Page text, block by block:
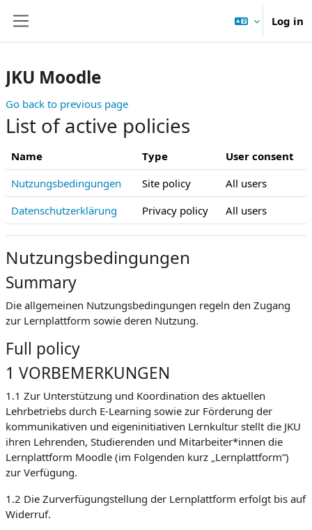
Log in
JKU Moodle
Go back to previous page
List of active policies
Name Type
User consent
Nutzungsbedingungen
Site policy
All users
Datenschutzerklärung
Privacy policy All users
Nutzungsbedingungen
Summary
Die allgemeinen Nutzungsbedingungen regeln den Zugang
zur Lernplattform sowie deren Nutzung.
Full policy
1 VORBEMERKUNGEN
1.1 Zur Unterstützung und Koordination des aktuellen
Lehrbetriebs durch E-Learning sowie zur Förderung der
kommunikativen und eigeninitiativen Lernkultur stellt die JKU
ihren Lehrenden, Studierenden und Mitarbeiter*innen die
Lernplattform Moodle (im Folgenden kurz „Lernplattform“)
zur Verfügung.
1.2 Die Zurverfügungstellung der Lernplattform erfolgt bis auf
Widerruf.